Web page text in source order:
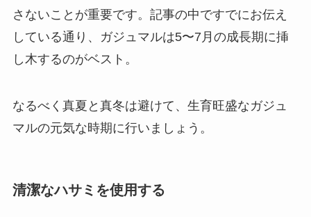
さないことが重要です。記事の中ですでにお伝え
している通り、
ガジュマルは5〜7月の成長期に挿
し木するのがベスト 。
なるべく真夏と真冬は避けて、生育旺盛なガジュ
マルの元気な時期に行いましょう。
清潔なハサミを使用する